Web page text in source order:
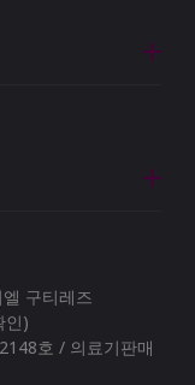
구티레즈
인)
호 / 의료기판매